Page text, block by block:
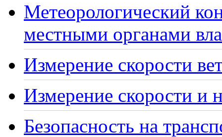
Метеорологический
местными органами
Измерение скорости
Измерение скорости и
Безопасность на